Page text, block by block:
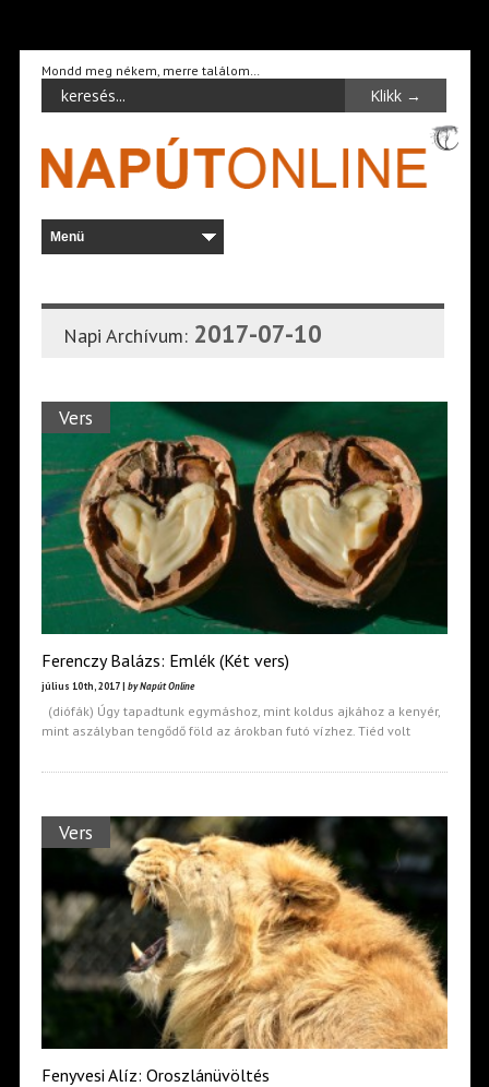
Mondd meg nékem, merre találom…
Napi Archívum: 2017-07-10
Vers
Ferenczy Balázs: Emlék (Két vers)
július 10th, 2017 | by Napút Online
(diófák) Úgy tapadtunk egymáshoz, mint koldus ajkához a kenyér,
mint aszályban tengődő föld az árokban futó vízhez. Tiéd volt
Vers
Fenyvesi Alíz: Oroszlánüvöltés